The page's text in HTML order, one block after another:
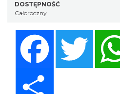
DOSTĘPNOŚĆ
Całoroczny
Twitter